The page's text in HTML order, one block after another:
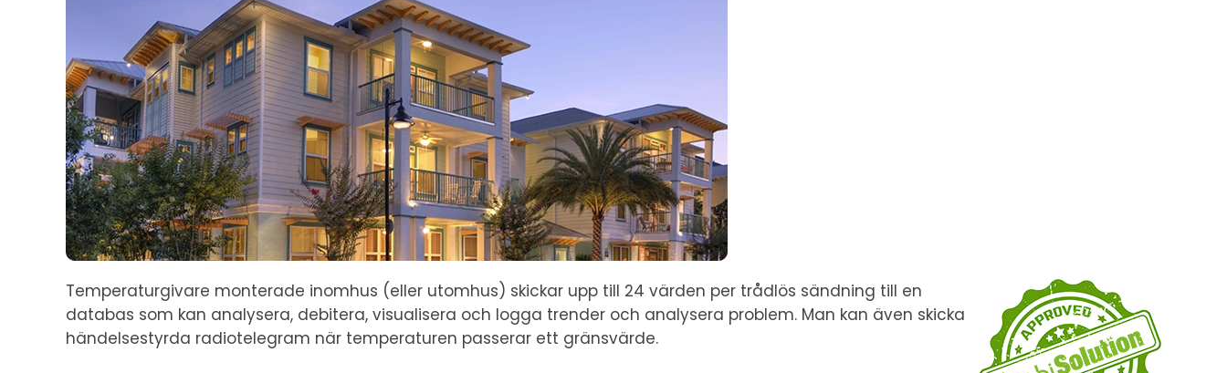
Temperaturgivare monterade inomhus (eller utomhus) skickar upp till 24 värden per trådlös sändning till en
databas som kan analysera, debitera, visualisera och logga trender och analysera problem. Man kan även skicka
händelsestyrda radiotelegram när temperaturen passerar ett gränsvärde.